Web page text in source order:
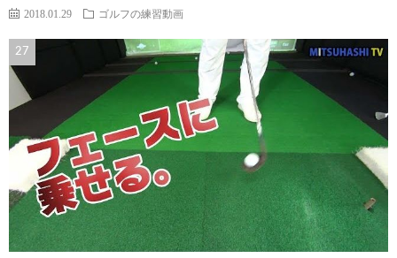
2018.01.29 ゴルフの練習動画